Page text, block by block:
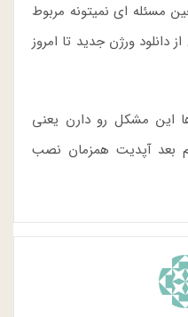
مسئله ای نمیتونه مربوط
دانلود ورژن جدید تا امروز
این مشکل رو دارن یعنی
بعد آپدیت همزمان نصب